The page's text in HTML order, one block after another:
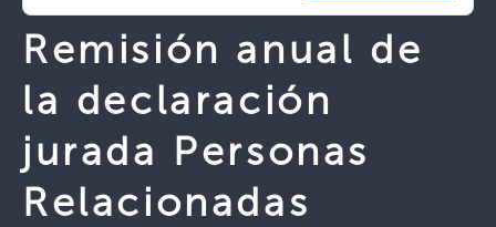
Remisión anual de
la declaración
jurada Personas
Relacionadas